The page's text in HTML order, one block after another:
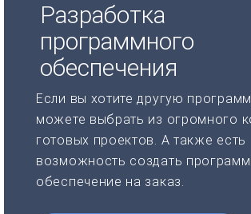
Разработка
программного
обеспечения
Если вы хотите другую
можете выбрать из огромного
готовых проектов. А также есть
возможность создать
обеспечение на заказ.